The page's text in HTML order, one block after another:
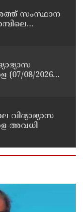
സംസ്ഥാന
08/2026),
വിദ്യാഭ്യാസ
അവധി